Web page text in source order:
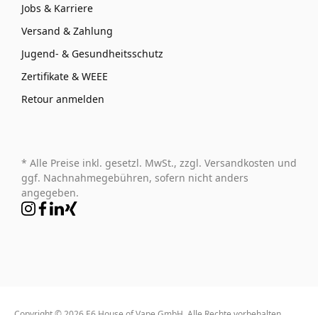
Jobs & Karriere
Versand & Zahlung
Jugend- & Gesundheitsschutz
Zertifikate & WEEE
Retour anmelden
* Alle Preise inkl. gesetzl. MwSt., zzgl. Versandkosten und
ggf. Nachnahmegebühren, sofern nicht anders
angegeben.